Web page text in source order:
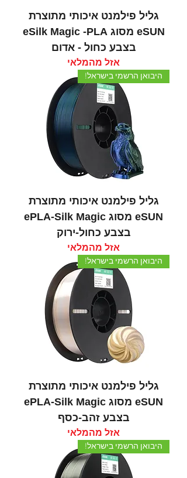
גליל פילמנט איכותי מתוצרת
eSUN מסוג eSilk Magic -PLA
בצבע כחול - אדום
אזל מהמלאי
היבואן הרשמי בישראל!
גליל פילמנט איכותי מתוצרת
eSUN מסוג ePLA-Silk Magic
בצבע כחול-ירוק
אזל מהמלאי
היבואן הרשמי בישראל!
גליל פילמנט איכותי מתוצרת
eSUN מסוג ePLA-Silk Magic
בצבע זהב-כסף
אזל מהמלאי
היבואן הרשמי בישראל!